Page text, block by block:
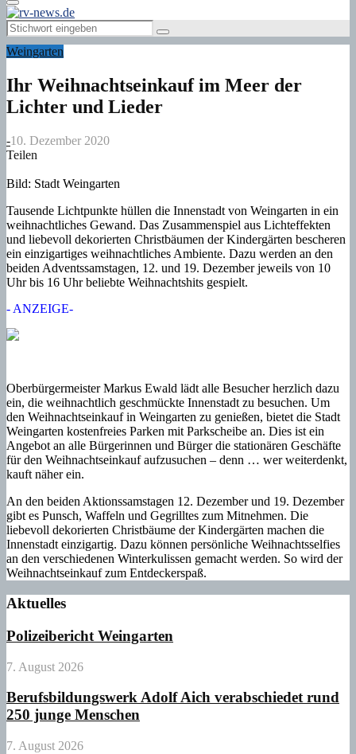
Primary
Menu
Search
for:
Search
Weingarten
Ihr Weihnachtseinkauf im Meer der
Lichter und Lieder
-10. Dezember 2020
Teilen
Bild: Stadt Weingarten
Tausende Lichtpunkte hüllen die Innenstadt von Weingarten in ein
weihnachtliches Gewand. Das Zusammenspiel aus Lichteffekten
und liebevoll dekorierten Christbäumen der Kindergärten bescheren
ein einzigartiges weihnachtliches Ambiente. Dazu werden an den
beiden Adventssamstagen, 12. und 19. Dezember jeweils von 10
Uhr bis 16 Uhr beliebte Weihnachtshits gespielt.
- ANZEIGE-
Oberbürgermeister Markus Ewald lädt alle Besucher herzlich dazu
ein, die weihnachtlich geschmückte Innenstadt zu besuchen. Um
den Weihnachtseinkauf in Weingarten zu genießen, bietet die Stadt
Weingarten kostenfreies Parken mit Parkscheibe an. Dies ist ein
Angebot an alle Bürgerinnen und Bürger die stationären Geschäfte
für den Weihnachtseinkauf aufzusuchen – denn … wer weiterdenkt,
kauft näher ein.
An den beiden Aktionssamstagen 12. Dezember und 19. Dezember
gibt es Punsch, Waffeln und Gegrilltes zum Mitnehmen. Die
liebevoll dekorierten Christbäume der Kindergärten machen die
Innenstadt einzigartig. Dazu können persönliche Weihnachtsselfies
an den verschiedenen Winterkulissen gemacht werden. So wird der
Weihnachtseinkauf zum Entdeckerspaß.
Aktuelles
Polizeibericht Weingarten
7. August 2026
Berufsbildungswerk Adolf Aich verabschiedet rund
250 junge Menschen
7. August 2026